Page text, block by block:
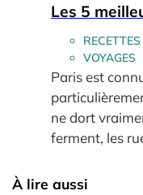
Les 5
RECETTES
VOYAGES
Paris est
ne dort
ferment, les
À lire aussi